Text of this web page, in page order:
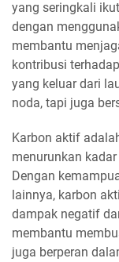
yang seringkali
dengan
membantu
kontribusi
yang keluar dari
noda, tapi juga
Karbon aktif
menurunkan
Dengan
lainnya, karbon
dampak negatif
membantu
juga berperan